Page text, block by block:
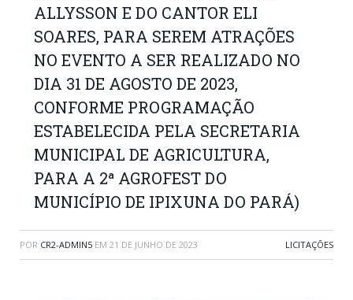
ALLYSSON E DO CANTOR ELI
SOARES, PARA SEREM ATRAÇÕES
NO EVENTO A SER REALIZADO NO
DIA 31 DE AGOSTO DE 2023,
CONFORME PROGRAMAÇÃO
ESTABELECIDA PELA SECRETARIA
MUNICIPAL DE AGRICULTURA,
PARA A 2ª AGROFEST DO
MUNICÍPIO DE IPIXUNA DO PARÁ)
POR CR2-ADMIN5 EM 21 DE JUNHO DE 2023 LICITAÇÕES